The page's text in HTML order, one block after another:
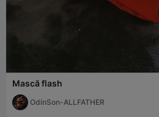
Mască flash
OdinSon-ALLFATHER